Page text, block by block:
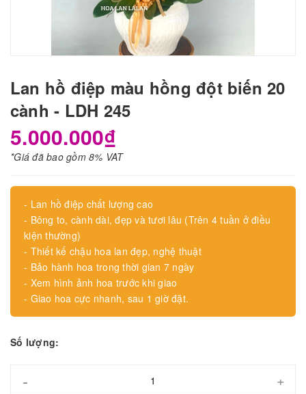
Lan hồ điệp màu hồng đột biến 20
cành - LDH 245
5.000.000₫
*Giá đã bao gồm 8% VAT
- Lan hồ điệp chất lượng cao
- Bông to, cành dài, đẹp và tươi lâu (Trên 4 tuần ở điều
kiện thường)
- Thiết kế chậu hoa lan đẹp, nghệ thuật
- Bảo hành hoa trong thời gian 7 ngày
- Xem hình ảnh hoa trước khi giao
- Giao hoa cực nhanh, sau 1 giờ đặt.
Số lượng:
- +